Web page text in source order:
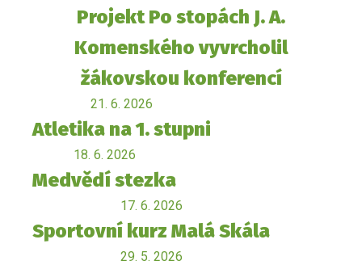
Projekt Po stopách J. A.
Komenského vyvrcholil
žákovskou konferencí
21. 6. 2026
Atletika na 1. stupni
18. 6. 2026
Medvědí stezka
17. 6. 2026
Sportovní kurz Malá Skála
29. 5. 2026